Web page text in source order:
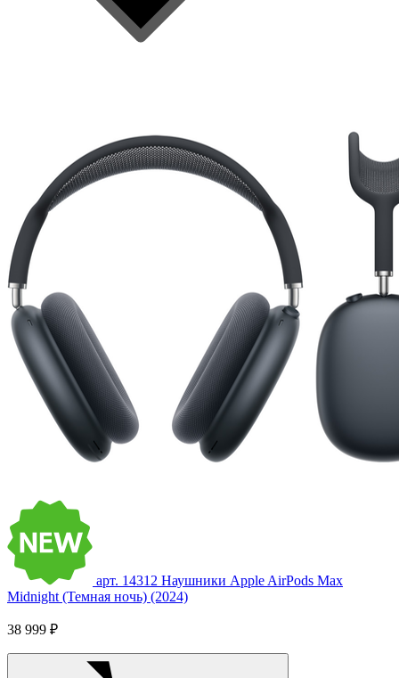
арт. 14312 Наушники Apple AirPods Max
Midnight (Темная ночь) (2024)
38 999 ₽